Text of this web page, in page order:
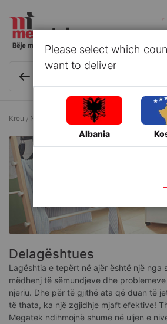
Kreu Ngrohje dhe Ftohje Pastrimi i ajrit
Delagështues
Lagështia e tepërt në ajër është një nga
mëdhenj të sëmundjeve dhe
njeriu. Dhe për të gjithë ata që duan të
të thata, ka një zgjidhje mjaft efektive!
Megatek ndihmojnë shumë në uljen e
Please select which
want to deliver
Albania